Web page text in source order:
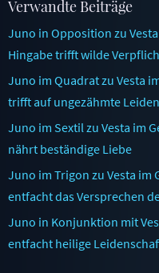
Verwandte Beiträge
Juno in Opposition zu
Hingabe trifft wilde
Juno im Quadrat zu Vesta
trifft auf ungezähmte
Juno im Sextil zu Vesta im
nährt beständige Liebe
Juno im Trigon zu Vesta
entfacht das Versprechen
Juno in Konjunktion mit
entfacht heilige